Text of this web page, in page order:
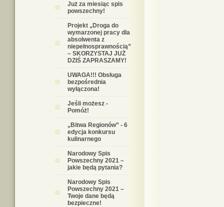
Już za miesiąc spis
powszechny!
Projekt „Droga do
wymarzonej pracy dla
absolwenta z
niepełnosprawnością”
– SKORZYSTAJ JUŻ
DZIŚ ZAPRASZAMY!
UWAGA!!! Obsługa
bezpośrednia
wyłączona!
Jeśli możesz -
Pomóż!
„Bitwa Regionów” - 6
edycja konkursu
kulinarnego
Narodowy Spis
Powszechny 2021 –
jakie będą pytania?
Narodowy Spis
Powszechny 2021 –
Twoje dane będą
bezpieczne!